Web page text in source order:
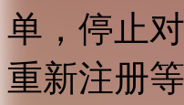
单，停止
重新注册